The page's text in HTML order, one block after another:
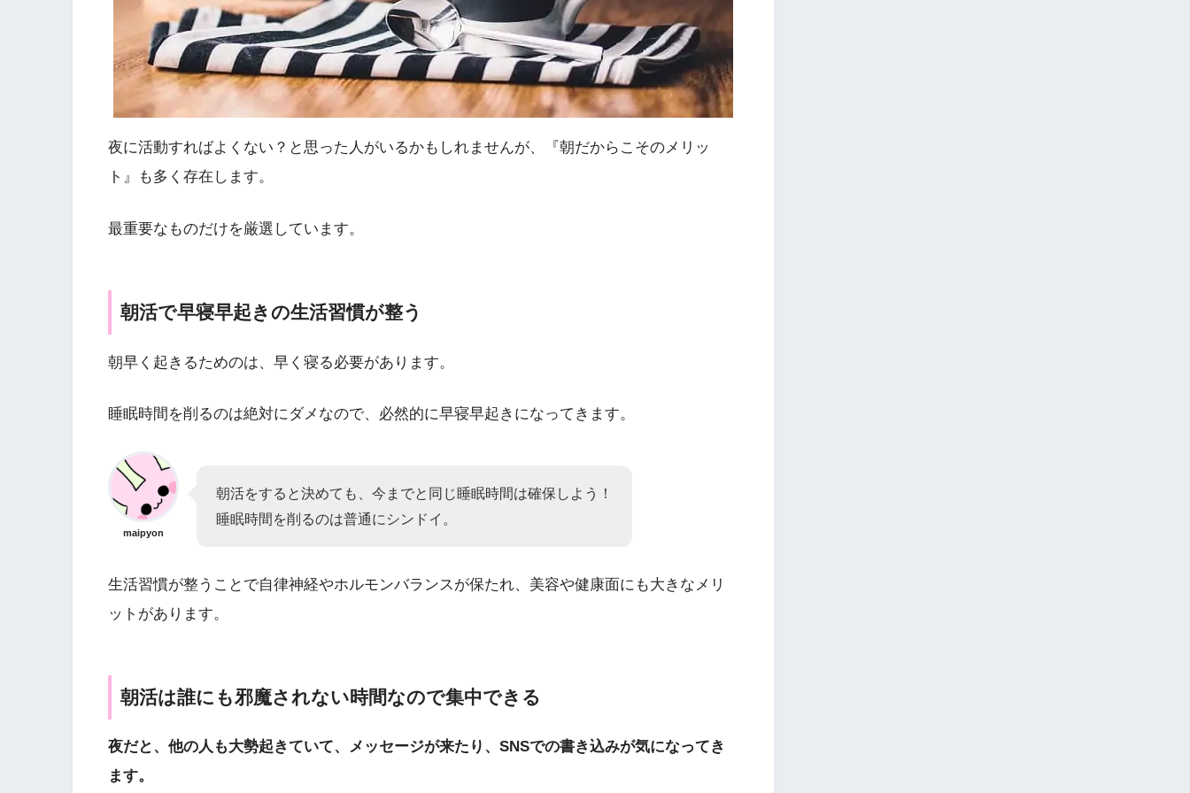
夜に活動すればよくない？と思った人がいるかもしれませんが、『朝だからこそのメリッ
ト』も多く存在します。
最重要なものだけを厳選しています。
朝活で早寝早起きの生活習慣が整う
朝早く起きるためのは、早く寝る必要があります。
睡眠時間を削るのは絶対にダメなので、必然的に早寝早起きになってきます。
maipyon
朝活をすると決めても、今までと同じ睡眠時間は確保しよう！
睡眠時間を削るのは普通にシンドイ。
生活習慣が整うことで自律神経やホルモンバランスが保たれ、美容や健康面にも大きなメリ
ットがあります。
朝活は誰にも邪魔されない時間なので集中できる
夜だと、他の人も大勢起きていて、メッセージが来たり、SNSでの書き込みが気になってき
ます。